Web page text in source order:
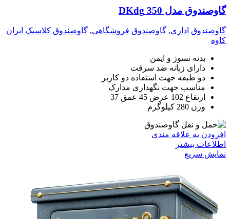
گاوصندوق مدل 350 DKdg
گاوصندوق اداری, گاوصندوق فروشگاهی, گاوصندوق کلاسیک ایران
کاوه
بدنه نسوز و ایمن
دارای زبانه ضد سرقت
دو طبقه جهت استفاده دو کاربر
مناسب حهت نگهداری مدارک
ارتفاع 102 عرض 45 عمق 37
وزن 280 کیلوگرم
افزودن به علاقه مندی
اطلاعات بیشتر
نمایش سریع